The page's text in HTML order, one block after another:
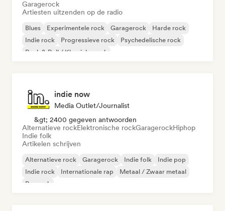
Garagerock
Artiesten uitzenden op de radio
Blues Experimentele rock Garagerock
Harde rock
Indie rock
Progressieve rock
Psychedelische rock
Rock & Roll / Klassieke rock
indie now
Media Outlet/Journalist
&gt; 2400 gegeven antwoorden
Alternatieve rockElektronische rockGaragerockHiphop
Indie folk
Artikelen schrijven
Alternatieve rock Garagerock Indie folk
Indie pop
Indie rock
Internationale rap
Metaal / Zwaar metaal
Poprock